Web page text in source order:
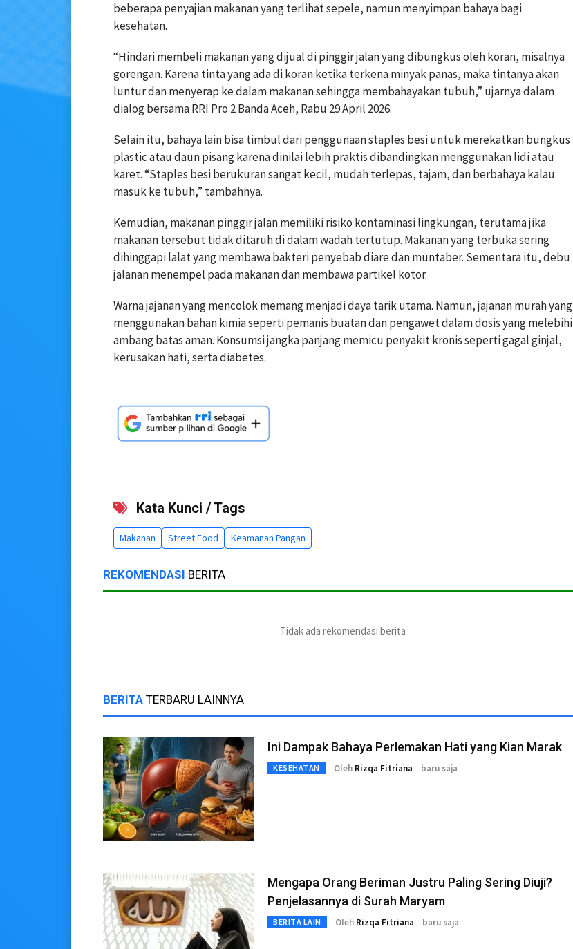
beberapa penyajian makanan yang terlihat sepele, namun menyimpan bahaya bagi
kesehatan.
“Hindari membeli makanan yang dijual di pinggir jalan yang dibungkus oleh koran, misalnya
gorengan. Karena tinta yang ada di koran ketika terkena minyak panas, maka tintanya akan
luntur dan menyerap ke dalam makanan sehingga membahayakan tubuh,” ujarnya dalam
dialog bersama RRI Pro 2 Banda Aceh, Rabu 29 April 2026.
Selain itu, bahaya lain bisa timbul dari penggunaan staples besi untuk merekatkan bungkus
plastic atau daun pisang karena dinilai lebih praktis dibandingkan menggunakan lidi atau
karet. “Staples besi berukuran sangat kecil, mudah terlepas, tajam, dan berbahaya kalau
masuk ke tubuh,” tambahnya.
Kemudian, makanan pinggir jalan memiliki risiko kontaminasi lingkungan, terutama jika
makanan tersebut tidak ditaruh di dalam wadah tertutup. Makanan yang terbuka sering
dihinggapi lalat yang membawa bakteri penyebab diare dan muntaber. Sementara itu, debu
jalanan menempel pada makanan dan membawa partikel kotor.
Warna jajanan yang mencolok memang menjadi daya tarik utama. Namun, jajanan murah yang
menggunakan bahan kimia seperti pemanis buatan dan pengawet dalam dosis yang melebihi
ambang batas aman. Konsumsi jangka panjang memicu penyakit kronis seperti gagal ginjal,
kerusakan hati, serta diabetes.
Kata Kunci / Tags
Makanan Street Food Keamanan Pangan
REKOMENDASI BERITA
Tidak ada rekomendasi berita
BERITA TERBARU LAINNYA
Ini Dampak Bahaya Perlemakan Hati yang Kian Marak
KESEHATAN Oleh Rizqa Fitriana baru saja
Mengapa Orang Beriman Justru Paling Sering Diuji?
Penjelasannya di Surah Maryam
BERITA LAIN Oleh Rizqa Fitriana baru saja